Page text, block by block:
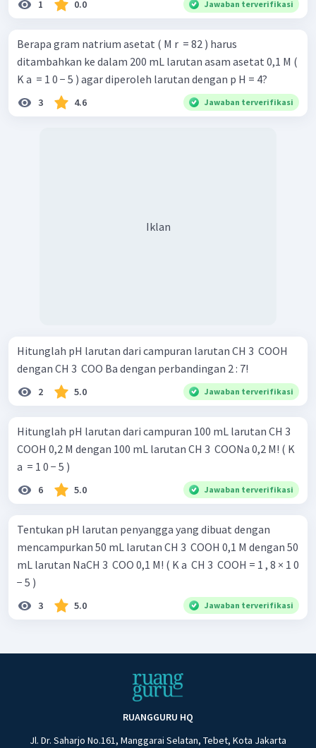
1 0.0 Jawaban terverifikasi
Berapa gram natrium asetat ( M r ​ = 82 ) harus
ditambahkan ke dalam 200 mL larutan asam asetat 0,1 M (
K a ​ = 1 0 − 5 ) agar diperoleh larutan dengan p H = 4?
3 4.6 Jawaban terverifikasi
Iklan
Hitunglah pH larutan dari campuran larutan CH 3 ​ COOH
dengan CH 3 ​ COO Ba dengan perbandingan 2 : 7!
2 5.0 Jawaban terverifikasi
Hitunglah pH larutan dari campuran 100 mL larutan CH 3 ​
COOH 0,2 M dengan 100 mL larutan CH 3 ​ COONa 0,2 M! ( K
a ​ = 1 0 − 5 )
6 5.0 Jawaban terverifikasi
Tentukan pH larutan penyangga yang dibuat dengan
mencampurkan 50 mL larutan CH 3 ​ COOH 0,1 M dengan 50
mL larutan NaCH 3 ​ COO 0,1 M! ( K a ​ CH 3 ​ COOH = 1 , 8 × 1 0
− 5 )
3 5.0 Jawaban terverifikasi
RUANGGURU HQ
Jl. Dr. Saharjo No.161, Manggarai Selatan, Tebet, Kota Jakarta